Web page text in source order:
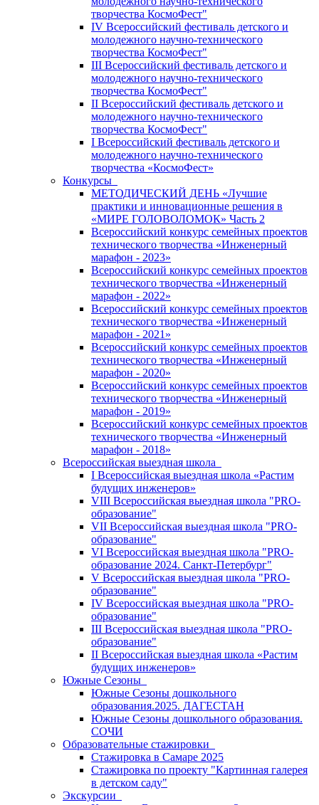
творчества КосмоФест"
IV Всероссийский фестиваль детского и
молодежного научно-технического
творчества КосмоФест"
III Всероссийский фестиваль детского и
молодежного научно-технического
творчества КосмоФест"
II Всероссийский фестиваль детского и
молодежного научно-технического
творчества КосмоФест"
I Всероссийский фестиваль детского и
молодежного научно-технического
творчества «КосмоФест»
Конкурсы
МЕТОДИЧЕСКИЙ ДЕНЬ «Лучшие
практики и инновационные решения в
«МИРЕ ГОЛОВОЛОМОК» Часть 2
Всероссийский конкурс семейных проектов
технического творчества «Инженерный
марафон - 2023»
Всероссийский конкурс семейных проектов
технического творчества «Инженерный
марафон - 2022»
Всероссийский конкурс семейных проектов
технического творчества «Инженерный
марафон - 2021»
Всероссийский конкурс семейных проектов
технического творчества «Инженерный
марафон - 2020»
Всероссийский конкурс семейных проектов
технического творчества «Инженерный
марафон - 2019»
Всероссийский конкурс семейных проектов
технического творчества «Инженерный
марафон - 2018»
Всероссийская выездная школа
I Всероссийская выездная школа «Растим
будущих инженеров»
VIII Всероссийская выездная школа "PRO-
образование"
VII Всероссийская выездная школа "PRO-
образование"
VI Всероссийская выездная школа "PRO-
образование 2024. Санкт-Петербург"
V Всероссийская выездная школа "PRO-
образование"
IV Всероссийская выездная школа "PRO-
образование"
III Всероссийская выездная школа "PRO-
образование"
II Всероссийская выездная школа «Растим
будущих инженеров»
Южные Сезоны
Южные Сезоны дошкольного
образования.2025. ДАГЕСТАН
Южные Сезоны дошкольного образования.
СОЧИ
Образовательные стажировки
Стажировка в Самаре 2025
Стажировка по проекту "Картинная галерея
в детском саду"
Экскурсии